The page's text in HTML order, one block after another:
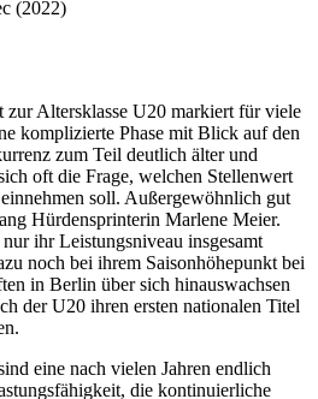
(2022)
zur Altersklasse U20 markiert für viele
komplizierte Phase mit Blick auf den
zum Teil deutlich älter und
oft die Frage, welchen Stellenwert
soll. Außergewöhnlich gut
Hürdensprinterin Marlene Meier.
ihr Leistungsniveau insgesamt
noch bei ihrem Saisonhöhepunkt bei
in Berlin über sich hinauswachsen
der U20 ihren ersten nationalen Titel
eine nach vielen Jahren endlich
die kontinuierliche